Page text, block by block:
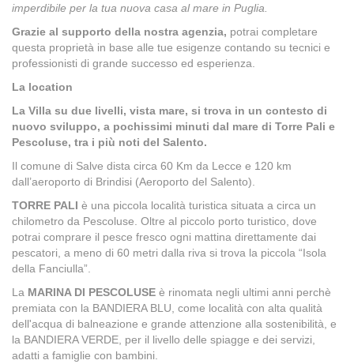
imperdibile per la tua nuova casa al mare in Puglia.
Grazie al supporto della nostra agenzia, potrai completare
questa proprietà in base alle tue esigenze contando su tecnici e
professionisti di grande successo ed esperienza.
La location
La Villa su due livelli, vista mare, si trova in un contesto di
nuovo sviluppo, a pochissimi minuti dal mare di Torre Pali e
Pescoluse, tra i più noti del Salento.
Il comune di Salve dista circa 60 Km da Lecce e 120 km
dall’aeroporto di Brindisi (Aeroporto del Salento).
TORRE PALI è una piccola località turistica situata a circa un
chilometro da Pescoluse. Oltre al piccolo porto turistico, dove
potrai comprare il pesce fresco ogni mattina direttamente dai
pescatori, a meno di 60 metri dalla riva si trova la piccola “Isola
della Fanciulla”.
La MARINA DI PESCOLUSE è rinomata negli ultimi anni perchè
premiata con la BANDIERA BLU, come località con alta qualità
dell'acqua di balneazione e grande attenzione alla sostenibilità, e
la BANDIERA VERDE, per il livello delle spiagge e dei servizi,
adatti a famiglie con bambini.